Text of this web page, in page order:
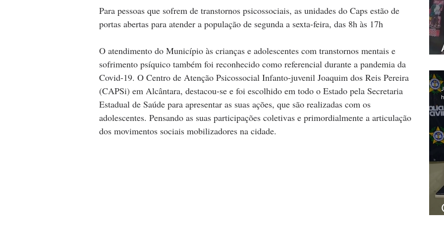
Para pessoas que sofrem de transtornos psicossociais, as unidades do Caps estão de
portas abertas para atender a população de segunda a sexta-feira, das 8h às 17h
O atendimento do Município às crianças e adolescentes com transtornos mentais e
sofrimento psíquico também foi reconhecido como referencial durante a pandemia da
Covid-19. O Centro de Atenção Psicossocial Infanto-juvenil Joaquim dos Reis Pereira
(CAPSi) em Alcântara, destacou-se e foi escolhido em todo o Estado pela Secretaria
Estadual de Saúde para apresentar as suas ações, que são realizadas com os
adolescentes. Pensando as suas participações coletivas e primordialmente a articulação
dos movimentos sociais mobilizadores na cidade.